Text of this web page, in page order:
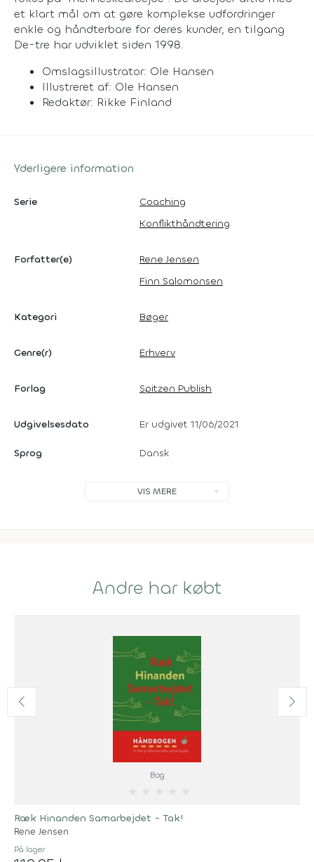
et klart mål om at gøre komplekse udfordringer
enkle og håndterbare for deres kunder, en tilgang
De-tre har udviklet siden 1998.
Omslagsillustrator: Ole Hansen
Illustreret af: Ole Hansen
Redaktør: Rikke Finland
Yderligere information
Serie
Coaching
Konflikthåndtering
Forfatter(e)
Rene Jensen
Finn Salomonsen
Kategori Bøger
Genre(r) Erhverv
Forlag Spitzen Publish
Udgivelsesdato Er udgivet 11/06/2021
Sprog Dansk
VIS MERE
Andre har købt
Bog
Ræk Hinanden Samarbejdet - Tak!
Rene Jensen
På lager